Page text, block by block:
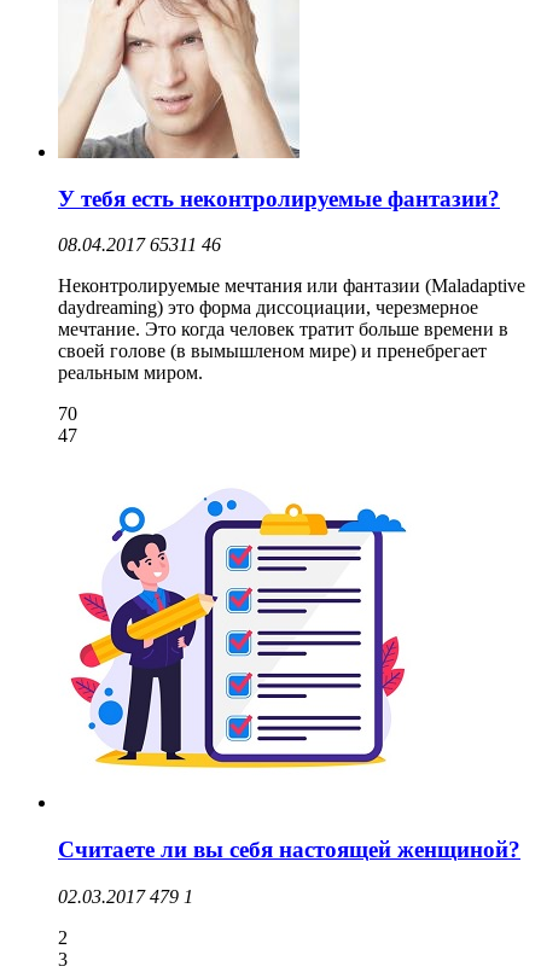
У тебя есть неконтролируемые фантазии?
08.04.2017 65311 46
Неконтролируемые мечтания или фантазии (Maladaptive
daydreaming) это форма диссоциации, черезмерное
мечтание. Это когда человек тратит больше времени в
своей голове (в вымышленом мире) и пренебрегает
реальным миром.
70
47
Считаете ли вы себя настоящей женщиной?
02.03.2017 479 1
2
3